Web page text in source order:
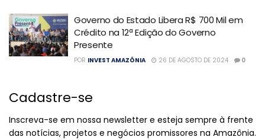
Governo do Estado Libera R$ 700 Mil em
Crédito na 12ª Edição do Governo
Presente
POR INVEST AMAZÔNIA 26 DE AGOSTO DE 2024 0
Cadastre-se
Inscreva-se em nossa newsletter e esteja sempre à frente
das notícias, projetos e negócios promissores na Amazônia.